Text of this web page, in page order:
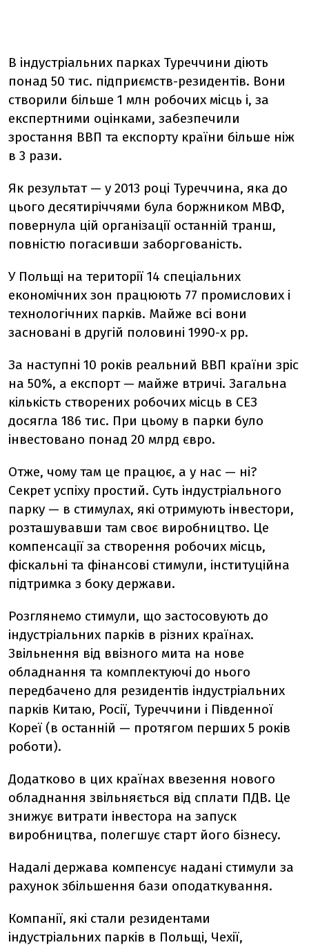
В індустріальних парках Туреччини діють
понад 50 тис. підприємств-резидентів. Вони
створили більше 1 млн робочих місць і, за
експертними оцінками, забезпечили
зростання ВВП та експорту країни більше ніж
в 3 рази.
Як результат — у 2013 році Туреччина, яка до
цього десятиріччями була боржником МВФ,
повернула цій організації останній транш,
повністю погасивши заборгованість.
У Польщі на території 14 спеціальних
економічних зон працюють 77 промислових і
технологічних парків. Майже всі вони
засновані в другій половині 1990-х рр.
За наступні 10 років реальний ВВП країни зріс
на 50%, а експорт — майже втричі. Загальна
кількість створених робочих місць в СЕЗ
досягла 186 тис. При цьому в парки було
інвестовано понад 20 млрд євро.
Отже, чому там це працює, а у нас — ні?
Секрет успіху простий. Суть індустріального
парку — в стимулах, які отримують інвестори,
розташувавши там своє виробництво. Це
компенсації за створення робочих місць,
фіскальні та фінансові стимули, інституційна
підтримка з боку держави.
Розглянемо стимули, що застосовують до
індустріальних парків в різних країнах.
Звільнення від ввізного мита на нове
обладнання та комплектуючі до нього
передбачено для резидентів індустріальних
парків Китаю, Росії, Туреччини і Південної
Кореї (в останній — протягом перших 5 років
роботи).
Додатково в цих країнах ввезення нового
обладнання звільняється від сплати ПДВ. Це
знижує витрати інвестора на запуск
виробництва, полегшує старт його бізнесу.
Надалі держава компенсує надані стимули за
рахунок збільшення бази оподаткування.
Компанії, які стали резидентами
індустріальних парків в Польщі, Чехії,